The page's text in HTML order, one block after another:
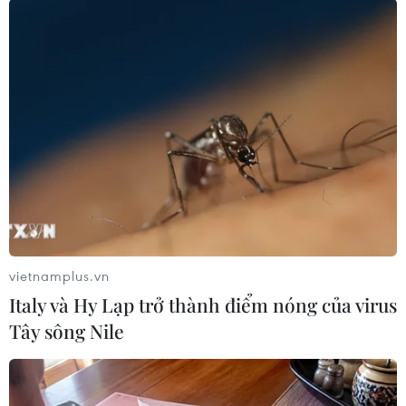
#Ô tô #Công nhân
#Đồng Nai
#Tết Nguyên đán 2017
#Vé tàu
#Thưởng Tết
Đồng Nai
Theo dõi VietnamPlus
vietnamplus.vn
Italy và Hy Lạp trở thành điểm nóng của virus
Tây sông Nile